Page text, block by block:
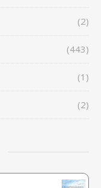
(2)
(443)
(1)
(2)